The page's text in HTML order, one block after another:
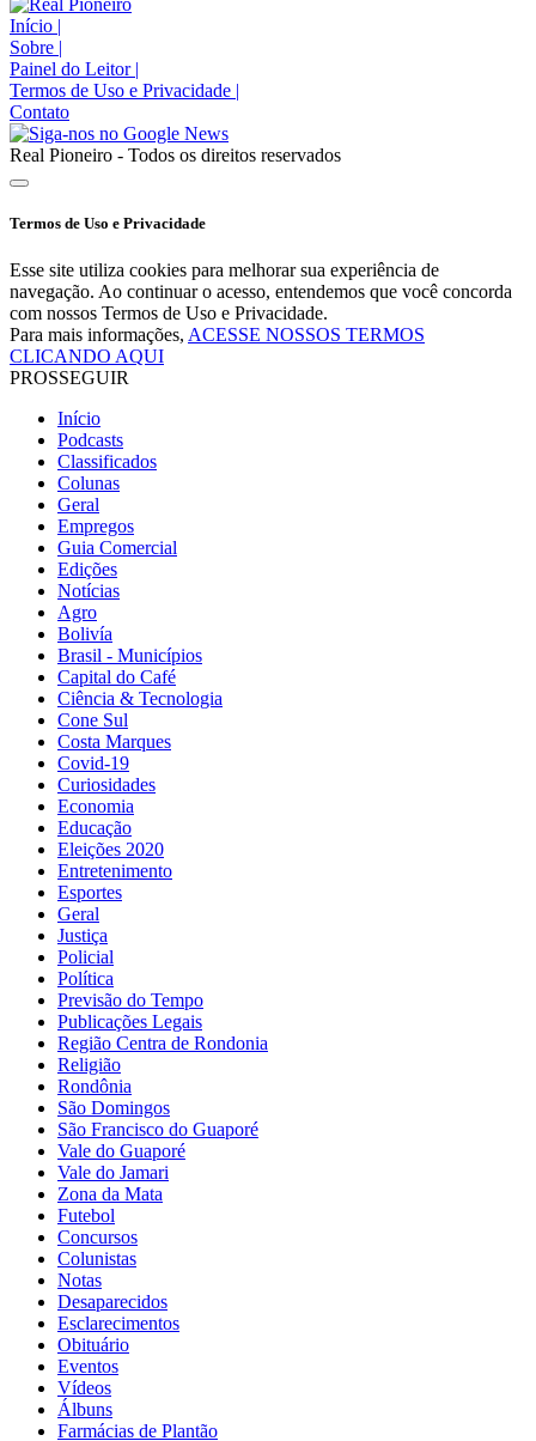
Início |
Sobre |
Painel do Leitor |
Termos de Uso e Privacidade |
Contato
Real Pioneiro - Todos os direitos reservados
Termos de Uso e Privacidade
Esse site utiliza cookies para melhorar sua experiência de
navegação. Ao continuar o acesso, entendemos que você concorda
com nossos Termos de Uso e Privacidade.
Para mais informações, ACESSE NOSSOS TERMOS
CLICANDO AQUI
PROSSEGUIR
Início
Podcasts
Classificados
Colunas
Geral
Empregos
Guia Comercial
Edições
Notícias
Agro
Bolivía
Brasil - Municípios
Capital do Café
Ciência & Tecnologia
Cone Sul
Costa Marques
Covid-19
Curiosidades
Economia
Educação
Eleições 2020
Entretenimento
Esportes
Geral
Justiça
Policial
Política
Previsão do Tempo
Publicações Legais
Região Centra de Rondonia
Religião
Rondônia
São Domingos
São Francisco do Guaporé
Vale do Guaporé
Vale do Jamari
Zona da Mata
Futebol
Concursos
Colunistas
Notas
Desaparecidos
Esclarecimentos
Obituário
Eventos
Vídeos
Álbuns
Farmácias de Plantão